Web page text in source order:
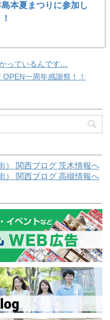
島本夏まつりに参加し
っているんです…
一周年感謝祭！！